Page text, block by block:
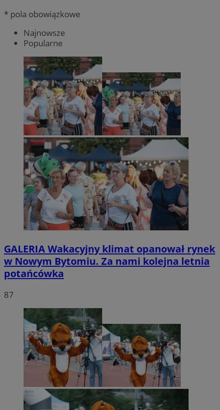
* pola obowiązkowe
Najnowsze
Popularne
GALERIAWakacyjny klimat opanował rynek
w Nowym Bytomiu. Za nami kolejna letnia
potańcówka
87